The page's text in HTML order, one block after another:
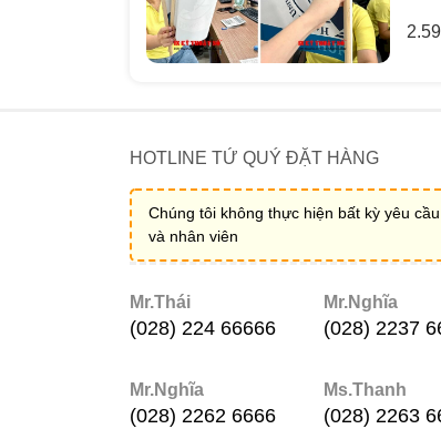
HOTLINE TỨ QUÝ ĐẶT HÀNG
Chúng tôi không thực hiện bất kỳ yêu
và nhân viên
Mr.Thái
(028) 224 66666
Mr.Nghĩa
(028) 2237
Mr.Nghĩa
(028) 2262 6666
Ms.Thanh
(028) 2263